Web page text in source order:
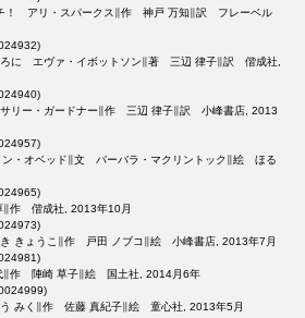
！ アリ・スパークス∥作 神戸 万知∥訳 フレーベル
ろに エヴァ・イボットソン∥著 三辺 律子∥訳 偕成社,
リー・ガードナー∥作 三辺 律子∥訳 小峰書店, 2013
・オベッド∥文 バーバラ・マクリントック∥絵 ほる
∥作 偕成社, 2013年10月
きょうこ∥作 戸田 ノブコ∥絵 小峰書店, 2013年7月
∥作 陣崎 草子∥絵 国土社, 2014月6年
みく∥作 佐藤 真紀子∥絵 童心社, 2013年5月